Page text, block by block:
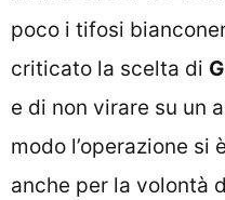
poco i tifosi
criticato la scelta di
e di non virare su un
modo l’operazione si
anche per la volontà